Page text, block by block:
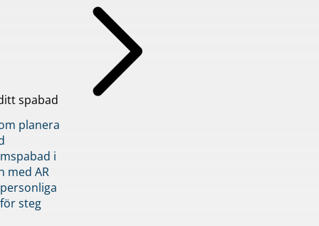
spabad
planera
i
med AR
steg